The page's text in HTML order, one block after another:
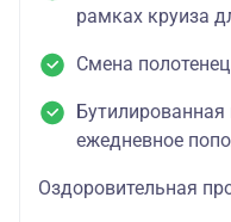
рамках круиза
Смена
ежедневное
Оздоровительная